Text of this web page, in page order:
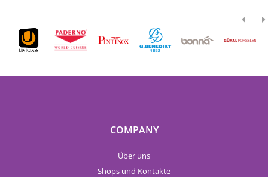
COMPANY
Über uns
Shops und Kontakte